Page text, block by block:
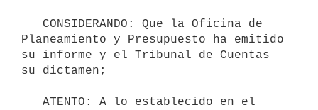
Planeamiento y Presupuesto ha emitido
su informe y el Tribunal de Cuentas
su dictamen;